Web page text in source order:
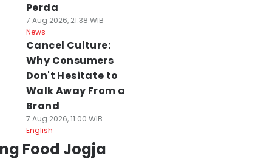
Perda
7 Aug 2026, 21:38 WIB
News
Cancel Culture:
Why Consumers
Don't Hesitate to
Walk Away From a
Brand
7 Aug 2026, 11:00 WIB
English
Food Jogja